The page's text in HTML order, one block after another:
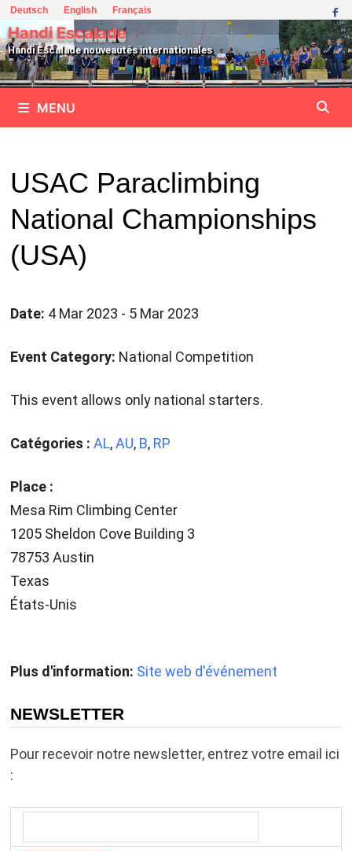
Passer
au
contenu
Deutsch English Français
Handi Escalade
Handi Escalade nouveautés internationales
MENU
USAC Paraclimbing
National Championships
(USA)
Date: 4 Mar 2023 - 5 Mar 2023
Event Category: National Competition
This event allows only national starters.
Catégories : AL,AU, B, RP
Place :
Mesa Rim Climbing Center
1205 Sheldon Cove Building 3
78753 Austin
Texas
États-Unis
Plus d'information: Site web d'événement
NEWSLETTER
Pour recevoir notre newsletter, entrez votre email ici
: